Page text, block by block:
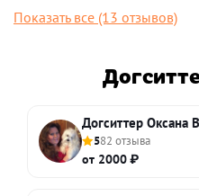
Показать все (13 отзывов)
Догситтер Оксана
582 отзыва
от 2000 ₽